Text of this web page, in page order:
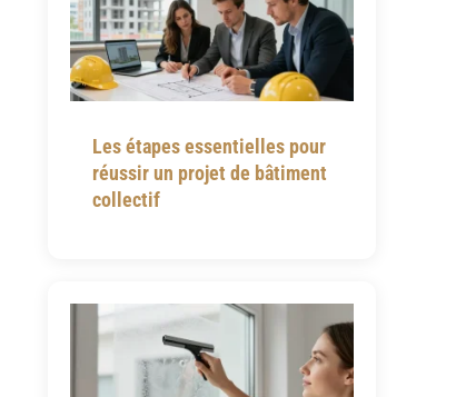
Les étapes essentielles pour
réussir un projet de bâtiment
collectif